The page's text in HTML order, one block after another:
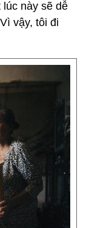
lúc này sẽ dễ
vậy, tôi đi